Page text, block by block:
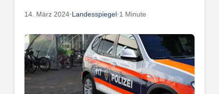
14. März 2024•Landesspiegel•1 Minute